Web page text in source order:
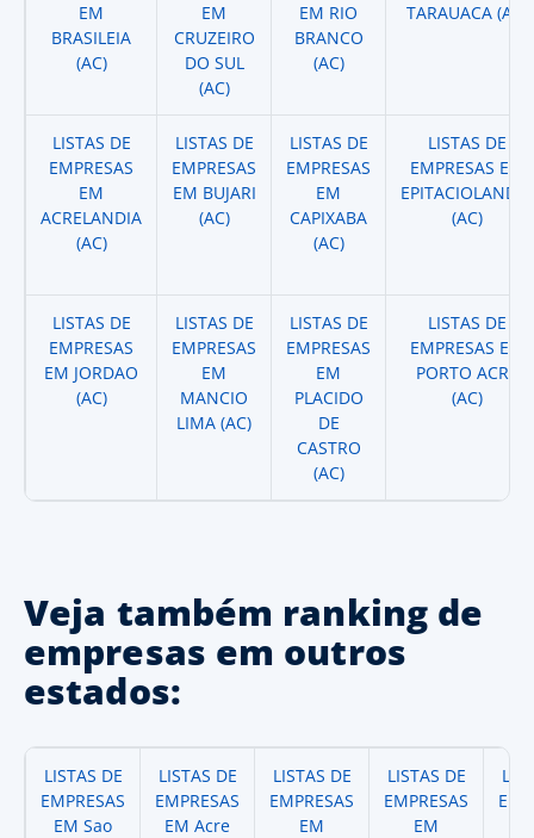
EM
BRASILEIA
(AC)
EM
CRUZEIRO
DO SUL
(AC)
EM RIO
BRANCO
(AC)
TARAUACA (AC)
LISTAS DE
EMPRESAS
EM
ACRELANDIA
(AC)
LISTAS DE
EMPRESAS
EM BUJARI
(AC)
LISTAS DE
EMPRESAS
EM
CAPIXABA
(AC)
LISTAS DE
EMPRESAS EM
EPITACIOLANDIA
(AC)
LISTAS DE
EMPRESAS
EM JORDAO
(AC)
LISTAS DE
EMPRESAS
EM
MANCIO
LIMA (AC)
LISTAS DE
EMPRESAS
EM
PLACIDO
DE
CASTRO
(AC)
LISTAS DE
EMPRESAS EM
PORTO ACRE
(AC)
Veja também ranking de
empresas em outros
estados:
LISTAS DE
EMPRESAS
EM Sao
LISTAS DE
EMPRESAS
EM Acre
LISTAS DE
EMPRESAS
EM
LISTAS DE
EMPRESAS
EM